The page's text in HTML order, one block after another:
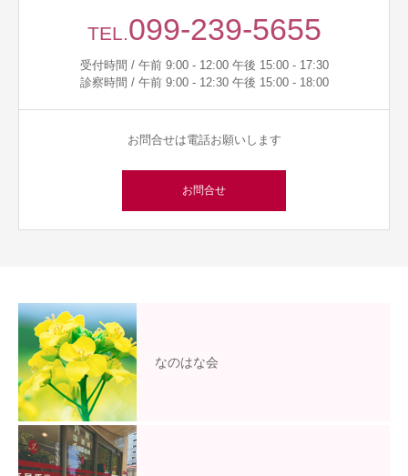
TEL.099-239-5655
受付時間 / 午前 9:00 - 12:00 午後 15:00 - 17:30
診察時間 / 午前 9:00 - 12:30 午後 15:00 - 18:00
お問合せは電話お願いします
お問合せ
なのはな会